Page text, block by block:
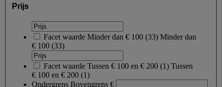
Prijs
Facet waarde Minder dan € 100 (33) Minder dan
€ 100 (33)
Facet waarde Tussen € 100 en € 200 (1) Tussen
€ 100 en € 200 (1)
Ondergrens Bovengrens €